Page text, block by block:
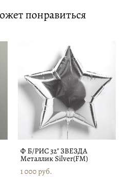
понравиться
Ф Б/РИС 32" ЗВЕЗДА
Металлик Silver(FM)
1 000 pуб.